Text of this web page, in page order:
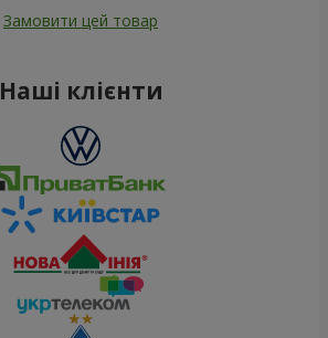
Замовити цей товар
Наші клієнти